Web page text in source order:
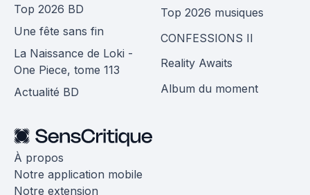
Top 2026 BD
Une fête sans fin
La Naissance de Loki -
One Piece, tome 113
Actualité BD
Top 2026 musiques
CONFESSIONS II
Reality Awaits
Album du moment
À propos
Notre application mobile
Notre extension